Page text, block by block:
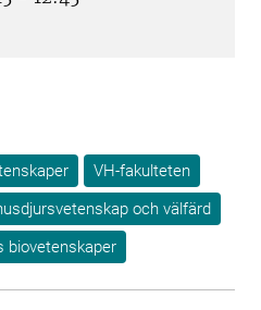
VH-fakulteten
och välfärd
biovetenskaper